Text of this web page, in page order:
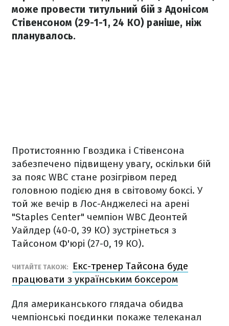
може провести титульний бій з Адонісом
Стівенсоном (29-1-1, 24 КО) раніше, ніж
планувалось.
Протистоянню Гвоздика і Стівенсона
забезпечено підвищену увагу, оскільки бій
за пояс WBC стане розігрівом перед
головною подією дня в світовому боксі. У
той же вечір в Лос-Анджелесі на арені
"Staples Center" чемпіон WBC Деонтей
Уайлдер (40-0, 39 КО) зустрінеться з
Тайсоном Ф'юрі (27-0, 19 КО).
ЧИТАЙТЕ ТАКОЖ:
Екс-тренер Тайсона буде
працювати з українським боксером
Для американського глядача обидва
чемпіонські поєдинки покаже телеканал